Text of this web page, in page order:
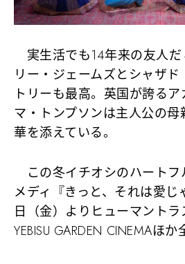
実生活でも14年来の友人だ
リー・ジェームズとシャザ
トリーも最高。英国が誇る
マ・トンプソンは主人公の
華を添えている。
この冬イチオシのハートフ
メディ『きっと、それは愛じ
日（金）よりヒューマントラ
YEBISU GARDEN CINEMAほか